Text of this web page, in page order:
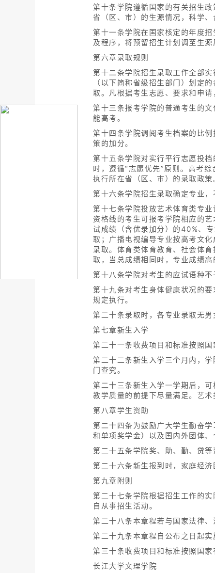
第十条学院遵循国家的有关招生
省（区、市）的生源情况，科学
第十一条学院在国家核定的年度
及程序，将预留招生计划调至生
第六章录取规则
第十二条学院招生录取工作全部
（以下简称省级招生部门）划定
取。凡根据考生志愿、要求和申
第十三条报考学院的普通考生的
能高考。
第十四条学院调阅考生档案的比
策的加分。
第十五条学院对实行平行志愿投
时，遵循“志愿优先”原则。高考
执行所在省（区、市）的录取政策
第十六条学院招生录取确定专业
第十七条学院投放艺术体育类专
资格线的考生可报考学院相应的
试成绩（含优录加分）的40%、
取；广播电视编导专业按高考文
录取。体育类体育教育、社会体
取，当总成绩相同时，专业成绩高
第十八条学院对考生的应试语种
第十九条对考生身体健康状况的
规定执行。
第二十条录取时，各专业录取无
第七章新生入学
第二十一条收费项目和标准按照
第二十二条新生入学三个月内，
门查究。
第二十三条新生入学一学期后，
教学质量的前提下尽量满足。艺
第八章学生资助
第二十四条为鼓励广大学生勤奋
和单项奖学金）以及国内外团体、
第二十五条学院奖、助、勤、贷
第二十六条新生报到时，家庭经济
第九章附则
第二十七条学院根据招生工作的
自从事招生活动。
第二十八条本章程若与国家法律
第二十九条本章程自公布之日起
第三十条收费项目和标准按照国
长江大学文理学院